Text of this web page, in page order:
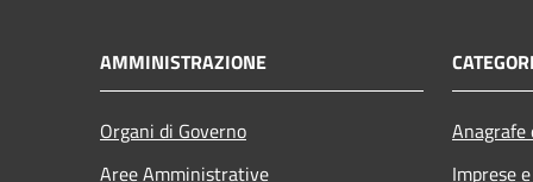
AMMINISTRAZIONE
Organi di Governo
Aree Amministrative
Imprese